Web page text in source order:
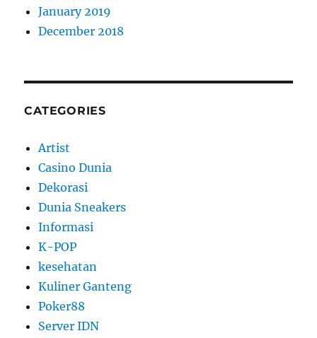
January 2019
December 2018
CATEGORIES
Artist
Casino Dunia
Dekorasi
Dunia Sneakers
Informasi
K-POP
kesehatan
Kuliner Ganteng
Poker88
Server IDN